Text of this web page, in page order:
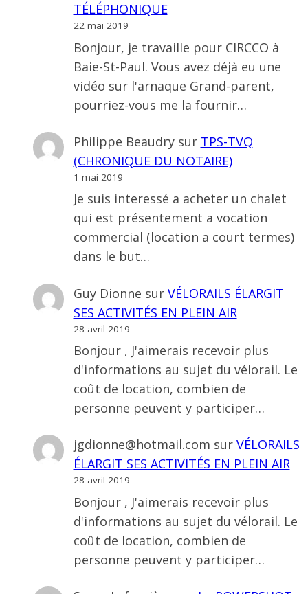
TÉLÉPHONIQUE
22 mai 2019
Bonjour, je travaille pour CIRCCO à
Baie-St-Paul. Vous avez déjà eu une
vidéo sur l'arnaque Grand-parent,
pourriez-vous me la fournir…
Philippe Beaudrysur TPS-TVQ
(CHRONIQUE DU NOTAIRE)
1 mai 2019
Je suis interessé a acheter un chalet
qui est présentement a vocation
commercial (location a court termes)
dans le but…
Guy Dionne sur VÉLORAILS ÉLARGIT
SES ACTIVITÉS EN PLEIN AIR
28 avril 2019
Bonjour , J'aimerais recevoir plus
d'informations au sujet du vélorail. Le
coût de location, combien de
personne peuvent y participer…
jgdionne@hotmail.com sur VÉLORAILS
ÉLARGIT SES ACTIVITÉS EN PLEIN AIR
28 avril 2019
Bonjour , J'aimerais recevoir plus
d'informations au sujet du vélorail. Le
coût de location, combien de
personne peuvent y participer…